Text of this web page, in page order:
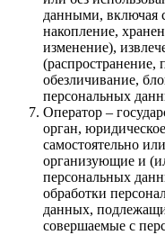
данными, включая
накопление,
изменение),
(распространение,
обезличивание,
персональных
Оператор –
орган,
самостоятельно
организующие и
персональных
обработки
данных,
совершаемые с